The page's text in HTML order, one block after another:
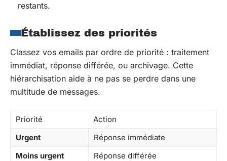
restants.
Établissez des priorités
Classez vos emails par ordre de priorité : traitement
immédiat, réponse différée, ou archivage. Cette
hiérarchisation aide à ne pas se perdre dans une
multitude de messages.
Priorité
Action
Urgent
Réponse immédiate
Moins urgent
Réponse différée